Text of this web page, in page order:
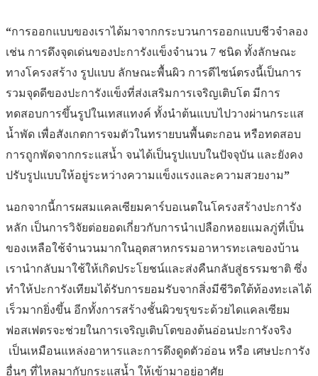
“การออกแบบของเราได้มาจากกระบวนการออกแบบชีวจำลอง
เช่น การดึงจุดเด่นของปะการังแข็งจำนวน 7 ชนิด ทั้งลักษณะ
ทางโครงสร้าง รูปแบบ ลักษณะพื้นผิว การดีไซน์ตรงนี้เป็นการ
รวมจุดดีของปะการังแข็งที่ส่งเสริมการเจริญเติบโต มีการ
ทดสอบการขึ้นรูปในเทสแทงค์ ทั้งนำต้นแบบไปวางผ่านกระแส
น้ำพัด เพื่อสังเกตการจมตัวในทรายบนพื้นตะกอน หรือทดสอบ
การถูกพัดจากกระแสน้ำ จนได้เป็นรูปแบบในปัจจุบัน และยังคง
ปรับรูปแบบให้อยู่ระหว่างความแข็งแรงและความสวยงาม”
นอกจากนี้การผสมแคลเซียมคาร์บอเนตในโครงสร้างปะการัง
หลัก เป็นการวิจัยต่อยอดเกี่ยวกับการนำเปลือกหอยแมลภู่ที่เป็น
ของเหลือใช้จำนวนมากในอุตสาหกรรมอาหารทะเลของบ้าน
เรานำกลับมาใช้ให้เกิดประโยชน์และส่งคืนกลับสู่ธรรมชาติ ซึ่ง
ทำให้ปะการังเทียมได้รับการยอมรับจากสิ่งมีชีวิตใต้ท้องทะเลได้
เร็วมากยิ่งขึ้น อีกทั้งการสร้างชั้นผิวขรุขระด้วยไดแคลเซียม
ฟอสเฟตรจะช่วยในการเจริญเติบโตของต้นอ่อนปะการังจริง
เป็นเหมือนแหล่งอาหารและการดึงดูดตัวอ่อน หรือ เศษปะการัง
อื่นๆ ที่ไหลมากับกระแสน้ำ ให้เข้ามาอยู่อาศัย